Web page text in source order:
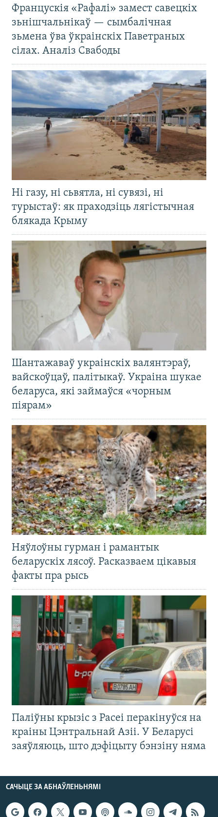
Францускія «Рафалі» замест савецкіх
зьнішчальнікаў — сымбалічная
зьмена ўва ўкраінскіх Паветраных
сілах. Аналіз Свабоды
Ні газу, ні сьвятла, ні сувязі, ні
турыстаў: як праходзіць лягістычная
блякада Крыму
Шантажаваў украінскіх валянтэраў,
вайскоўцаў, палітыкаў. Украіна шукае
беларуса, які займаўся «чорным
піярам»
Няўлоўны гурман і рамантык
беларускіх лясоў. Расказваем цікавыя
факты пра рысь
Паліўны крызіс з Расеі перакінуўся на
краіны Цэнтральнай Азіі. У Беларусі
заяўляюць, што дэфіцыту бэнзіну няма
САЧЫЦЕ ЗА АБНАЎЛЕНЬНЯМІ